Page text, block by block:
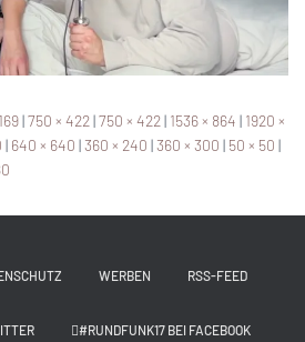
|750 × 422|750 × 422| 1536 × 864 | 1920 ×
| 640 × 640 |360 × 240 |360 × 300 | 50 × 50 |
WERBEN RSS-FEED
#RUNDFUNK17 BEI FACEBOOK